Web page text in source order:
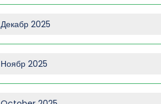
Декабр 2025
Ноябр 2025